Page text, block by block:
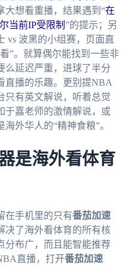
大想看重播，结果遇到“在
当前IP受限制 ”的提示；另
vs 波黑的小组赛，页面直
”。就算偶尔能找到一些非
么延迟严重，进球了半分
直播的乐趣。更别提NBA
只有英文解说，听着总觉
嘉老师的激情解说，或
外华人的“精神食粮”。
是海外看体育
在手机里的只有番茄加速
决了海外看体育的所有核
分布广，而且能智能推荐
直播，打开番茄加速